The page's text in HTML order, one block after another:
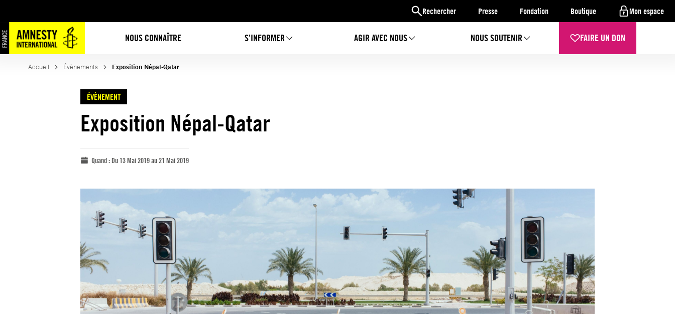
Rechercher Presse Fondation Boutique Mon espace
NOUS CONNAÎTRE S’INFORMER AGIR AVEC NOUS NOUS SOUTENIR FAIRE UN DON
Accueil Évènements Exposition Népal-Qatar
ÉVÈNEMENT
Exposition Népal-Qatar
Quand :Du 13 Mai 2019 au 21 Mai 2019